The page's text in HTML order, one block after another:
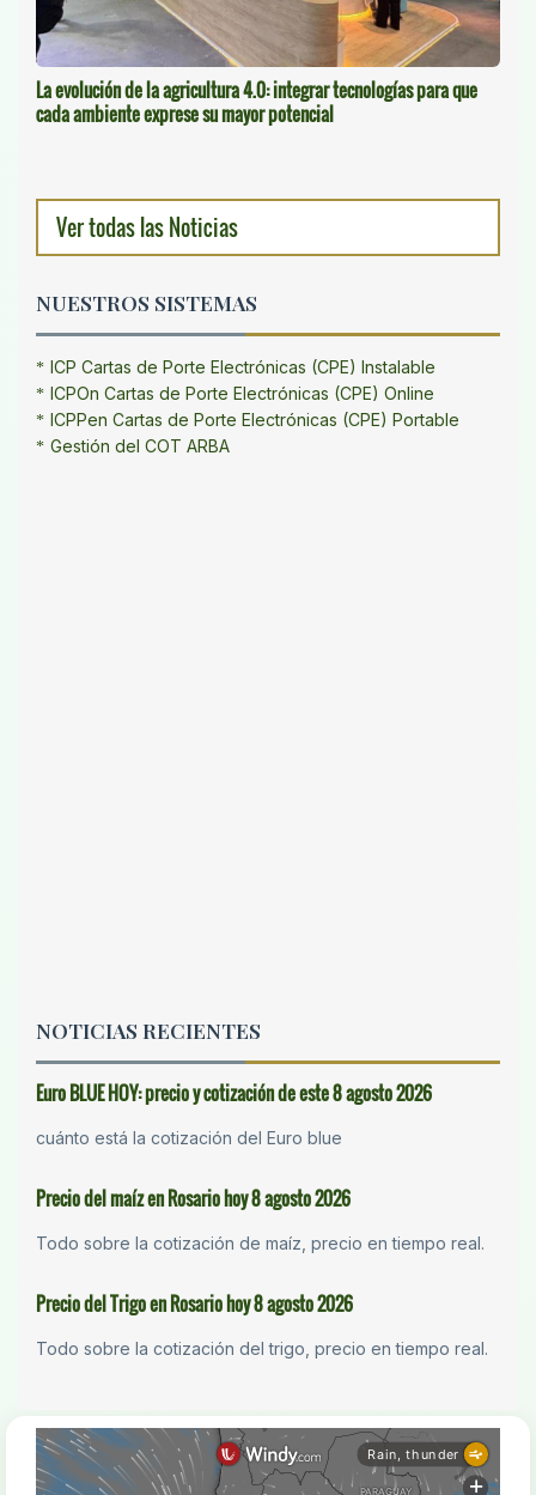
La evolución de la agricultura 4.0: integrar tecnologías para que
cada ambiente exprese su mayor potencial
Ver todas las Noticias
NUESTROS SISTEMAS
ICP Cartas de Porte Electrónicas (CPE) Instalable
ICPOn Cartas de Porte Electrónicas (CPE) Online
ICPPen Cartas de Porte Electrónicas (CPE) Portable
Gestión del COT ARBA
NOTICIAS RECIENTES
Euro BLUE HOY: precio y cotización de este 8 agosto 2026
cuánto está la cotización del Euro blue
Precio del maíz en Rosario hoy 8 agosto 2026
Todo sobre la cotización de maíz, precio en tiempo real.
Precio del Trigo en Rosario hoy 8 agosto 2026
Todo sobre la cotización del trigo, precio en tiempo real.